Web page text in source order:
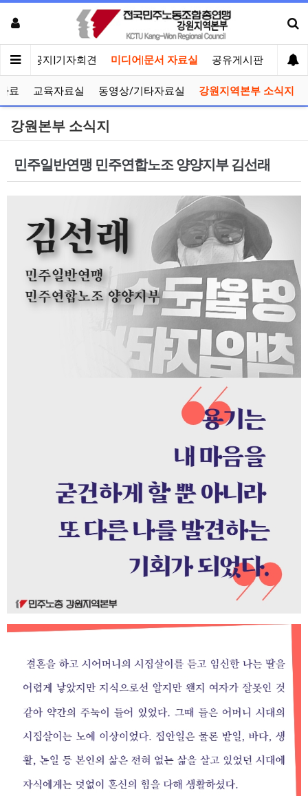
인 공지|기자회견 미디어|문서 자료실 공유게시판 선거
료 교육자료실 동영상/기타자료실 강원지역본부 소식지
강원본부 소식지
민주일반연맹 민주연합노조 양양지부 김선래